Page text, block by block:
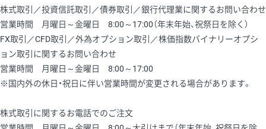
株式取引／投資信託取引／債券取引／銀行代理業に関するお問い合わせ
営業時間 月曜日～金曜日 8:00～17:00（年末年始、祝祭日を除く）
FX取引／CFD取引／外為オプション取引／株価指数バイナリーオプシ
ョン取引に関するお問い合わせ
営業時間 月曜日～金曜日 8:00～17:00
※国内外の休日・祝日に伴い営業時間が変更される場合があります。
株式取引に関するお電話でのご注文